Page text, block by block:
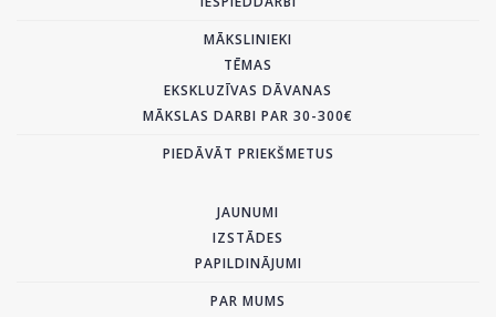
MĀKSLINIEKI
TĒMAS
EKSKLUZĪVAS DĀVANAS
MĀKSLAS DARBI PAR 30-300€
PIEDĀVĀT PRIEKŠMETUS
JAUNUMI
IZSTĀDES
PAPILDINĀJUMI
PAR MUMS